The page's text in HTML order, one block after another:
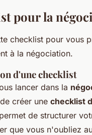
pour la
checklist pour vous
à la négociation.
d'une checklist
lancer dans la
créer une checklist
de structurer
que vous n'oubliez